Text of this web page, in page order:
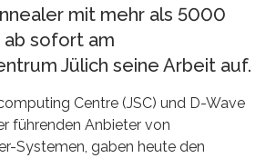
mit mehr als 5000
ab sofort am
Jülich seine Arbeit auf.
Centre (JSC) und D-Wave
führenden Anbieter von
Systemen, gaben heute den